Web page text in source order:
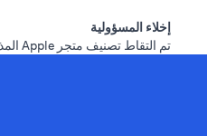
إخلاء المسؤولية
تم التقاط تصنيف متجر Apple المذكور بناءً على 24 مايو 2024.